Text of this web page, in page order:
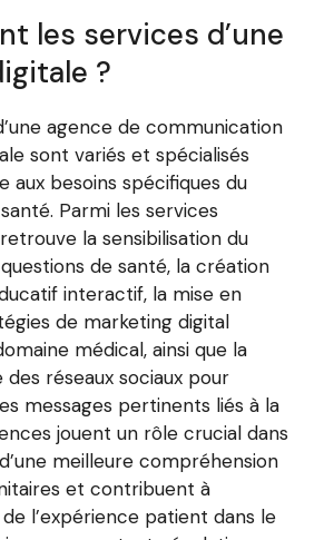
les services d’une
?
agence de communication
sont variés et spécialisés
aux besoins spécifiques du
Parmi les services
la sensibilisation du
de santé, la création
interactif, la mise en
de marketing digital
médical, ainsi que la
réseaux sociaux pour
messages pertinents liés à la
jouent un rôle crucial dans
meilleure compréhension
et contribuent à
de l’expérience patient dans le